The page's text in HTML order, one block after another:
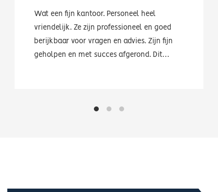
Wat een fijn kantoor. Personeel heel
vriendelijk. Ze zijn professioneel en goed
berijkbaar voor vragen en advies. Zijn fijn
geholpen en met succes afgerond. Dit